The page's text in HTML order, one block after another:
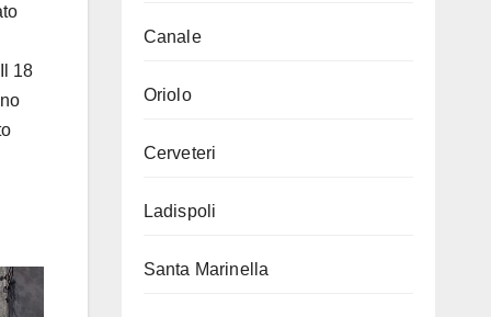
18
Canale
Oriolo
Cerveteri
Ladispoli
Santa Marinella